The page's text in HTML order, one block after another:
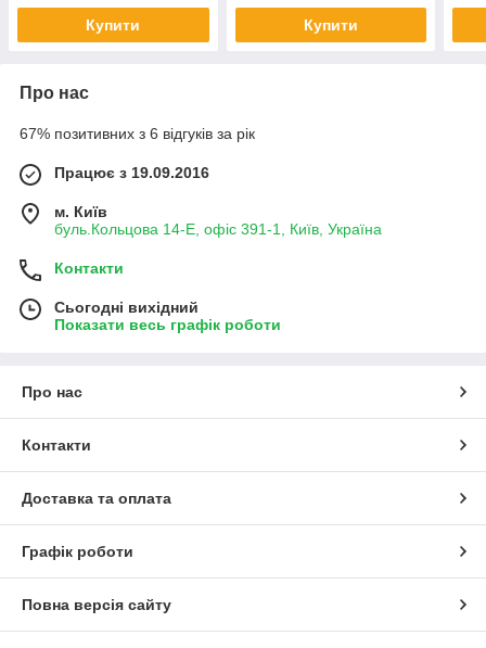
Купити Купити
Про нас
67% позитивних з 6 відгуків за рік
Працює з 19.09.2016
м. Київ
буль.Кольцова 14-Е, офіс 391-1, Київ, Україна
Контакти
Сьогодні вихідний
Показати весь графік роботи
Про нас
Контакти
Доставка та оплата
Графік роботи
Повна версія сайту